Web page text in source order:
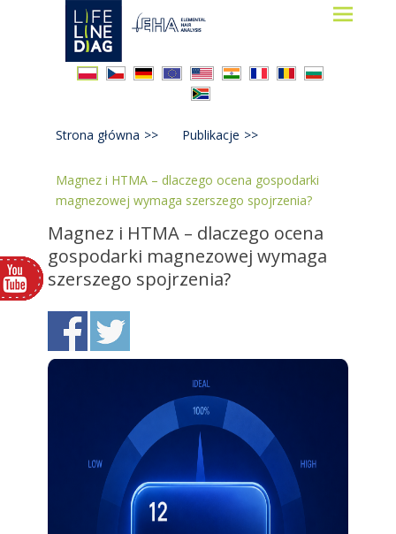
Lifelinediag
Elemental Hair Analysis
Strona główna >> Publikacje >>
Magnez i HTMA – dlaczego ocena gospodarki
magnezowej wymaga szerszego spojrzenia?
Magnez i HTMA – dlaczego ocena
gospodarki magnezowej wymaga
szerszego spojrzenia?